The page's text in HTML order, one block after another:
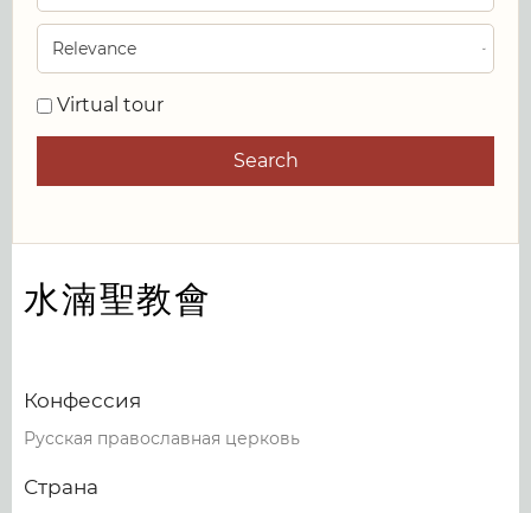
Virtual tour
Search
水湳聖教會
Конфессия
Русская православная церковь
Страна